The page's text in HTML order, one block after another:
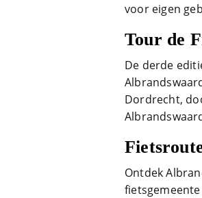
voor eigen
Tour de
De derde
Dordrecht,
Ontdek